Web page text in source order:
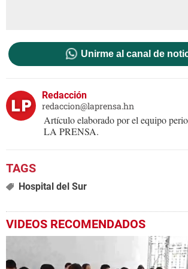
Unirme al canal de
Redacción
redaccion@laprensa.hn
Artículo elaborado por el equipo
LA PRENSA.
Hospital del Sur
VIDEOS RECOMENDADOS